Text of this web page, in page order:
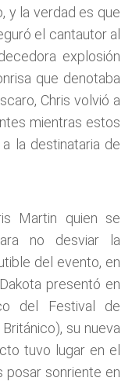
y la verdad es que
el cantautor al
explosión
que denotaba
Chris volvió a
mientras estos
la destinataria de
Martin quien se
no desviar la
del evento, en
presentó en
del Festival de
su nueva
tuvo lugar en el
posar sonriente en